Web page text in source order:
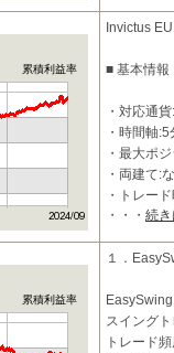
累積利益率
Invictus
■ 基本情報
・対応通
・時間軸:5
・最大ポ
・両建て:
・トレー
・利確：
■ 特徴
・押し目
・上位時
・・・ 続
累積利益率
１．
スイング
トレード